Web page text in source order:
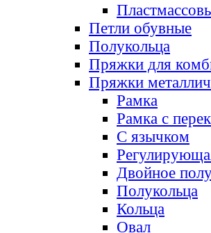
Петли обувные
Полукольца
Пряжки для
Пряжки
Рамка
Рамка с
С язычком
Двойное
Полукольца
Кольца
Овал